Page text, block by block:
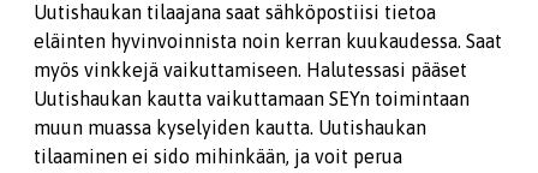
Uutishaukan tilaajana saat sähköpostiisi tietoa
eläinten hyvinvoinnista noin kerran kuukaudessa. Saat
myös vinkkejä vaikuttamiseen. Halutessasi pääset
Uutishaukan kautta vaikuttamaan SEYn toimintaan
muun muassa kyselyiden kautta. Uutishaukan
tilaaminen ei sido mihinkään, ja voit perua